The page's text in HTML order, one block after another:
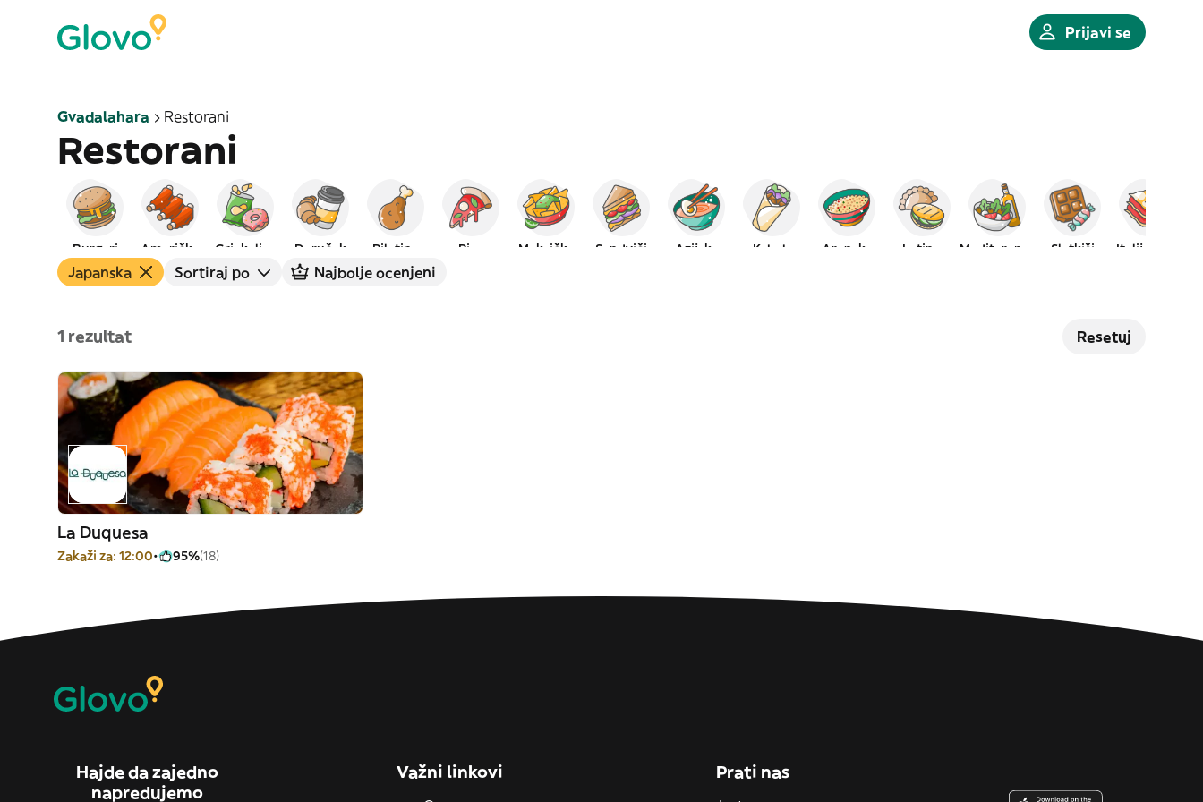
Prijavi se
Gvadalahara Restorani
Restorani
Burgeri Američka Grickalice Doručak Piletina Pica Meksička Sendviči Azijska Kebab Arapska Latino Slatkiši Italijanska
Japanska Sortiraj po Najbolje ocenjeni
1 rezultat Resetuj
La Duquesa
Zakaži za: 12:00 95%(18)
Hajde da zajedno
napredujemo
Važni linkovi Prati nas